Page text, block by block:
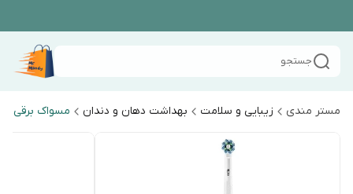
جستجو
مستر مندی زیبایی و سلامت بهداشت دهان و دندان مسواک برقی